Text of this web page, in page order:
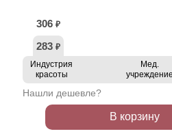
306 ₽
283 ₽
Индустрия
красоты
Мед.
учреждение
Нашли дешевле?
В корзину